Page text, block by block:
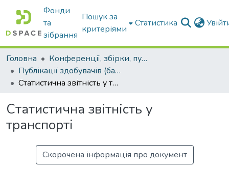
Фонди
та
зібрання
Пошук за
критеріями
Статистика
Головна
Конференції, збірки, публікації молодих вчених і здобувачів : магістрів, бакалаврів, аспірантів.
Публікації здобувачів (бакалаврів. магістрів, аспірантів)
Статистична звітність у транспорті
Статистична звітність у
транспорті
Скорочена інформація про документ